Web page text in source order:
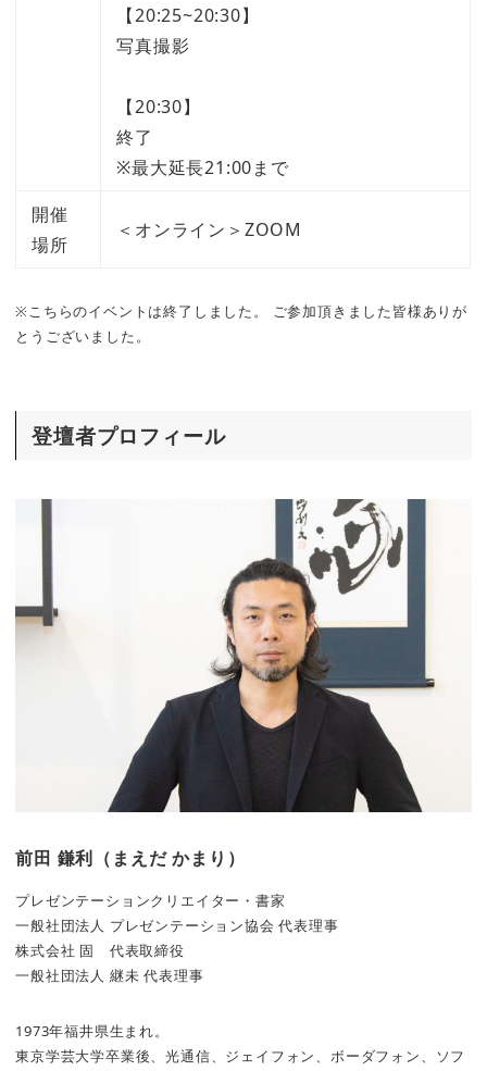
【20:25~20:30】
写真撮影
【20:30】
終了
※最大延長21:00まで
開催
場所
＜オンライン＞ZOOM
※こちらのイベントは終了しました。 ご参加頂きました皆様ありが
とうございました。
登壇者プロフィール
前田 鎌利（まえだ かまり）
プレゼンテーションクリエイター・書家
一般社団法人 プレゼンテーション協会 代表理事
株式会社 固 代表取締役
一般社団法人 継未 代表理事
1973年福井県生まれ。
東京学芸大学卒業後、光通信、ジェイフォン、ボーダフォン、ソフ